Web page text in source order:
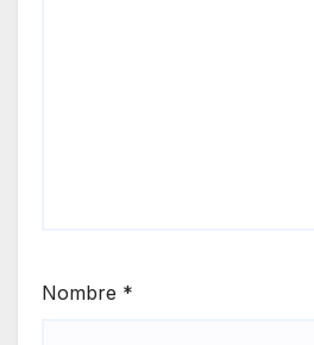
Nombre *